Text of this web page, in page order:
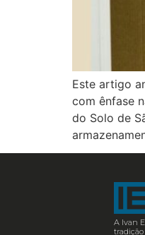
Este artigo
com ênfase
do Solo de
A Ivan